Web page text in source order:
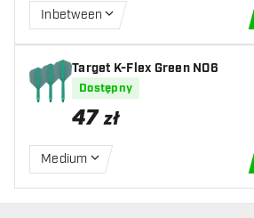
Inbetween
Target K-Flex Green NO6
Dostępny
47 zł
Medium